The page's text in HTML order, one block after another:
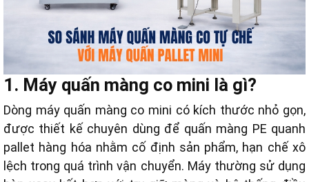
1. Máy quấn màng co mini là gì?
Dòng máy quấn màng co mini có kích thước nhỏ gọn,
được thiết kế chuyên dùng để quấn màng PE quanh
pallet hàng hóa nhằm cố định sản phẩm, hạn chế xô
lệch trong quá trình vận chuyển. Máy thường sử dụng